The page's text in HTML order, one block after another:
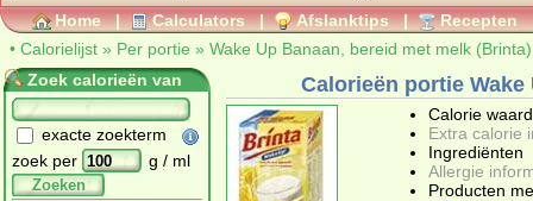
Home | Calculators | Afslanktips | Recepten
• Calorielijst » Per portie » Wake Up Banaan, bereid met melk (Brinta)
Zoek calorieën van
exacte zoekterm
zoek per
g / ml
Zoeken
Calorieën portie
Calorie
Extra calorie
Ingrediënten
Allergie
Producten